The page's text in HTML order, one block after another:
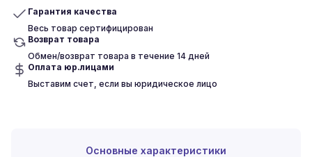
Гарантия качества
Весь товар сертифицирован
Возврат товара
Обмен/возврат товара в течение 14 дней
Оплата юр.лицами
Выставим счет, если вы юридическое лицо
Основные характеристики